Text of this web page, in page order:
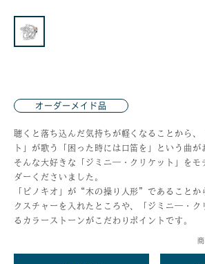
オーダーメイド品
聴くと落ち込んだ気持ちが軽くなることから
ト」が歌う「困った時には口笛を」という曲が
そんな大好きな「ジミニ―・クリケット」をモ
ダーくださいました。
「ピノキオ」が“木の操り人形”であること
クスチャーを入れたところや、「ジミニ―・ク
るカラーストーンがこだわりポイントです。